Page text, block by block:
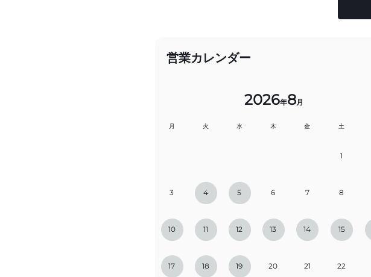
営業カレンダー
2026年8月
月 火 水 木 金 土
1
3 4 5 6 7 8
10 11 12 13 14 15
17 18 19 20 21 22